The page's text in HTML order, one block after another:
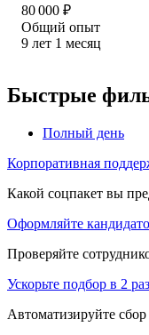
80 000 ₽
Общий опыт
9 лет 1 месяц
Быстрые
Полный день
Корпоративная
Какой соцпакет вы
Оформляйте
Проверяйте
Ускорьте подбор в 2
Автоматизируйте